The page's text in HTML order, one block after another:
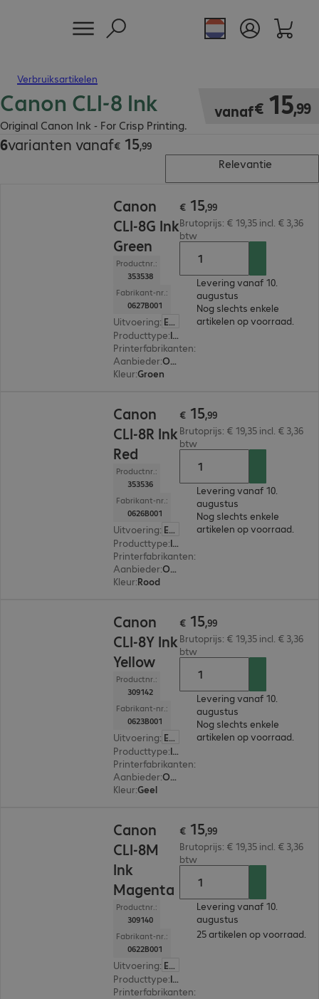
Verbruiksartikelen
Canon CLI-8 Ink
Original Canon Ink - For Crisp Printing.
vanaf€ 15,99
€ 15,99
6varianten vanaf€ 15,99
€ 15,99
Relevantie
Canon
CLI-8G Ink
Green
Productnr.:
353538
Fabrikant-nr.:
0627B001
Uitvoering: Europa
Producttype: Ink
Printerfabrikanten:
Aanbieder:
Origineel
Kleur:Groen
€ 15,99
Brutoprijs: € 19,35 incl. € 3,36
btw
Levering vanaf 10.
augustus
Nog slechts enkele
artikelen op voorraad.
Canon
CLI-8R Ink
Red
Productnr.:
353536
Fabrikant-nr.:
0626B001
Uitvoering: Europa
Producttype: Ink
Printerfabrikanten:
Aanbieder:
Origineel
Kleur:Rood
€ 15,99
Brutoprijs: € 19,35 incl. € 3,36
btw
Levering vanaf 10.
augustus
Nog slechts enkele
artikelen op voorraad.
Canon
CLI-8Y Ink
Yellow
Productnr.:
309142
Fabrikant-nr.:
0623B001
Uitvoering: Europa
Producttype: Ink
Printerfabrikanten:
Aanbieder:
Origineel
Kleur:Geel
€ 15,99
Brutoprijs: € 19,35 incl. € 3,36
btw
Levering vanaf 10.
augustus
Nog slechts enkele
artikelen op voorraad.
Canon
CLI-8M
Ink
Magenta
Productnr.:
309140
Fabrikant-nr.:
0622B001
Uitvoering: Europa
Producttype: Ink
Printerfabrikanten:
€ 15,99
Brutoprijs: € 19,35 incl. € 3,36
btw
Levering vanaf 10.
augustus
25 artikelen op voorraad.